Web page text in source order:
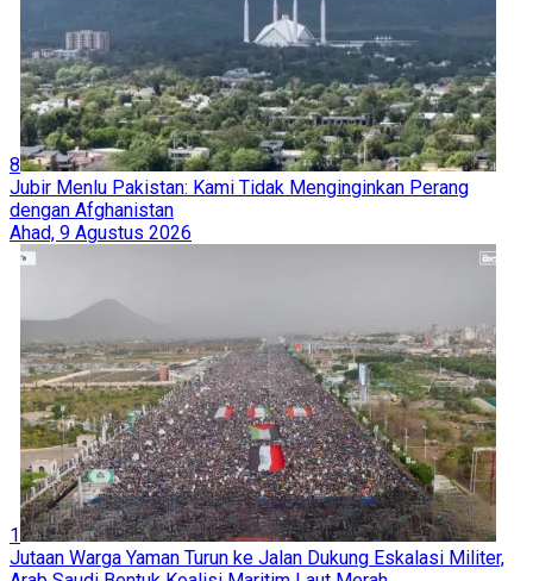
8
Jubir Menlu Pakistan: Kami Tidak Menginginkan Perang
dengan Afghanistan
Ahad, 9 Agustus 2026
1
Jutaan Warga Yaman Turun ke Jalan Dukung Eskalasi Militer,